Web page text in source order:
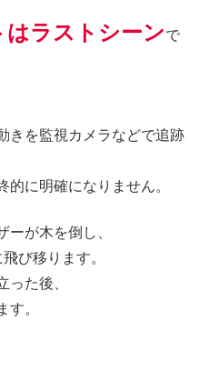
ラストシーンで
きを監視カメラなどで追跡
的に明確になりません。
ーが木を倒し、
び移ります。
った後、
す。